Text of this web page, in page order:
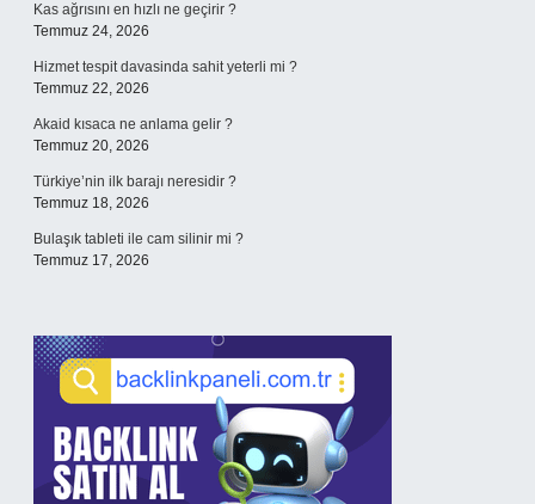
Kas ağrısını en hızlı ne geçirir ?
Temmuz 24, 2026
Hizmet tespit davasinda sahit yeterli mi ?
Temmuz 22, 2026
Akaid kısaca ne anlama gelir ?
Temmuz 20, 2026
Türkiye’nin ilk barajı neresidir ?
Temmuz 18, 2026
Bulaşık tableti ile cam silinir mi ?
Temmuz 17, 2026